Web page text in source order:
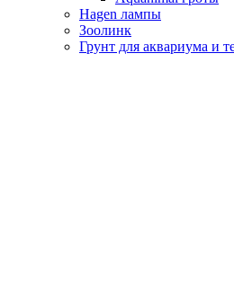
Hagen лампы
Зоолинк
Грунт для аквариума и